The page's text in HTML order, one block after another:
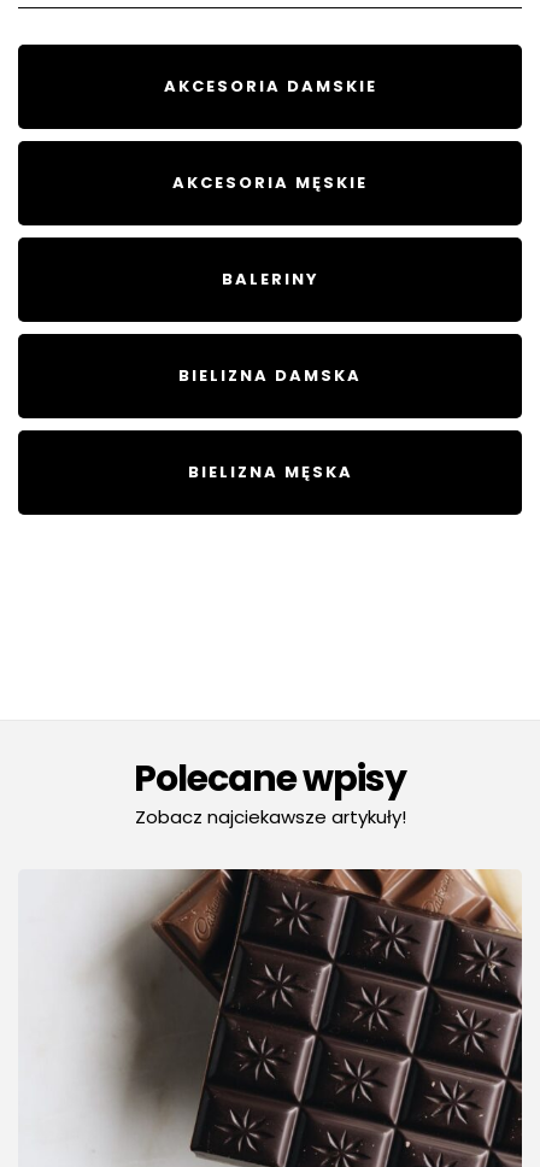
AKCESORIA DAMSKIE
AKCESORIA MĘSKIE
BALERINY
BIELIZNA DAMSKA
BIELIZNA MĘSKA
Polecane wpisy
Zobacz najciekawsze artykuły!